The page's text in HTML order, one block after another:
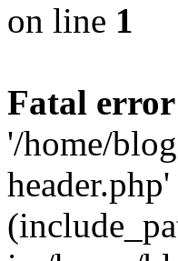
on line 1
Fatal error
'/home/
header.php'